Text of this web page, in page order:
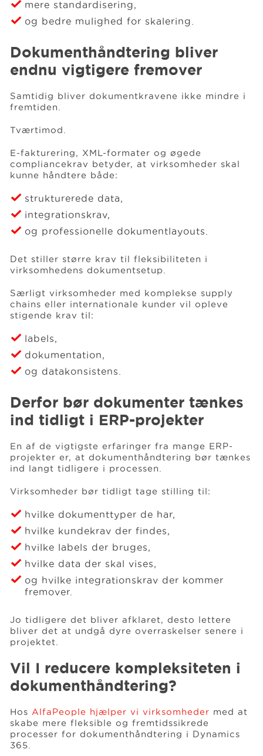
mere standardisering,
og bedre mulighed for skalering.
Dokumenthåndtering bliver
endnu vigtigere fremover
Samtidig bliver dokumentkravene ikke mindre i
fremtiden.
Tværtimod.
E-fakturering, XML-formater og øgede
compliancekrav betyder, at virksomheder skal
kunne håndtere både:
strukturerede data,
integrationskrav,
og professionelle dokumentlayouts.
Det stiller større krav til fleksibiliteten i
virksomhedens dokumentsetup.
Særligt virksomheder med komplekse supply
chains eller internationale kunder vil opleve
stigende krav til:
labels,
dokumentation,
og datakonsistens.
Derfor bør dokumenter tænkes
ind tidligt i ERP-projekter
En af de vigtigste erfaringer fra mange ERP-
projekter er, at dokumenthåndtering bør tænkes
ind langt tidligere i processen.
Virksomheder bør tidligt tage stilling til:
hvilke dokumenttyper de har,
hvilke kundekrav der findes,
hvilke labels der bruges,
hvilke data der skal vises,
og hvilke integrationskrav der kommer
fremover.
Jo tidligere det bliver afklaret, desto lettere
bliver det at undgå dyre overraskelser senere i
projektet.
Vil I reducere kompleksiteten i
dokumenthåndtering?
Hos AlfaPeople hjælper vi virksomheder med at
skabe mere fleksible og fremtidssikrede
processer for dokumenthåndtering i Dynamics
365.